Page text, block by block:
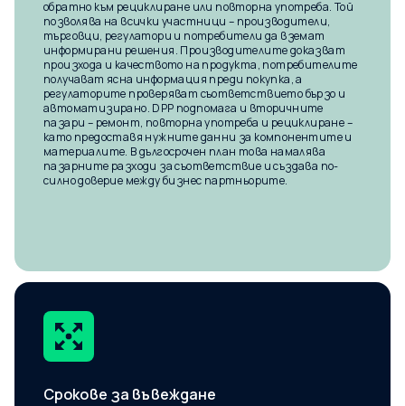
обратно към рециклиране или повторна употреба. Той
позволява на всички участници – производители,
търговци, регулатори и потребители да вземат
информирани решения. Производителите доказват
произхода и качеството на продукта, потребителите
получават ясна информация преди покупка, а
регулаторите проверяват съответствието бързо и
автоматизирано. DPP подпомага и вторичните
пазари – ремонт, повторна употреба и рециклиране –
като предоставя нужните данни за компонентите и
материалите. В дългосрочен план това намалява
пазарните разходи за съответствие и създава по-
силно доверие между бизнес партньорите.
Срокове за въвеждане